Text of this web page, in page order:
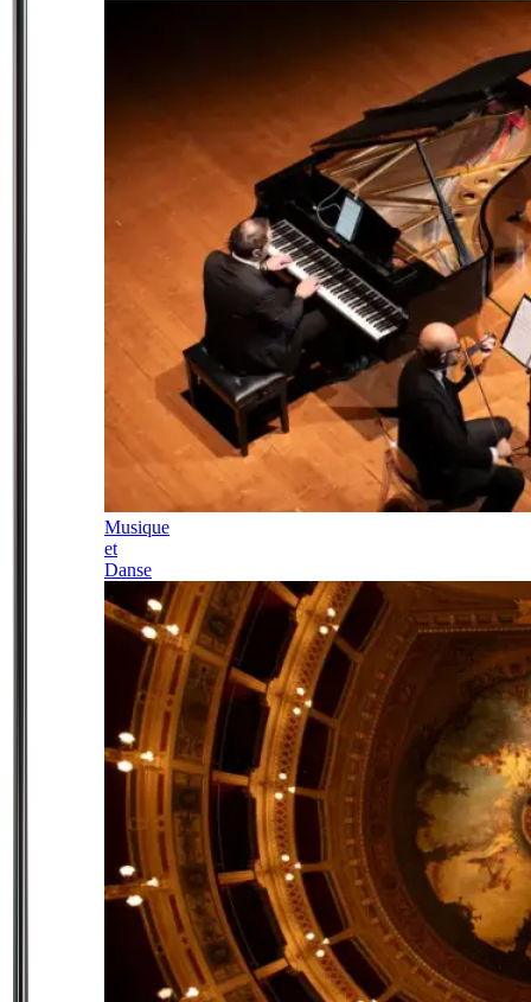
Musique
et
Danse